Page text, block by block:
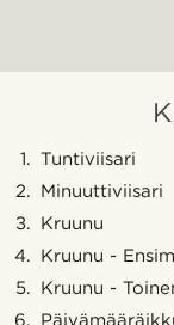
Tuntiviisari
Minuuttiviisari
Kruunu
Kruunu -
Kruunu -